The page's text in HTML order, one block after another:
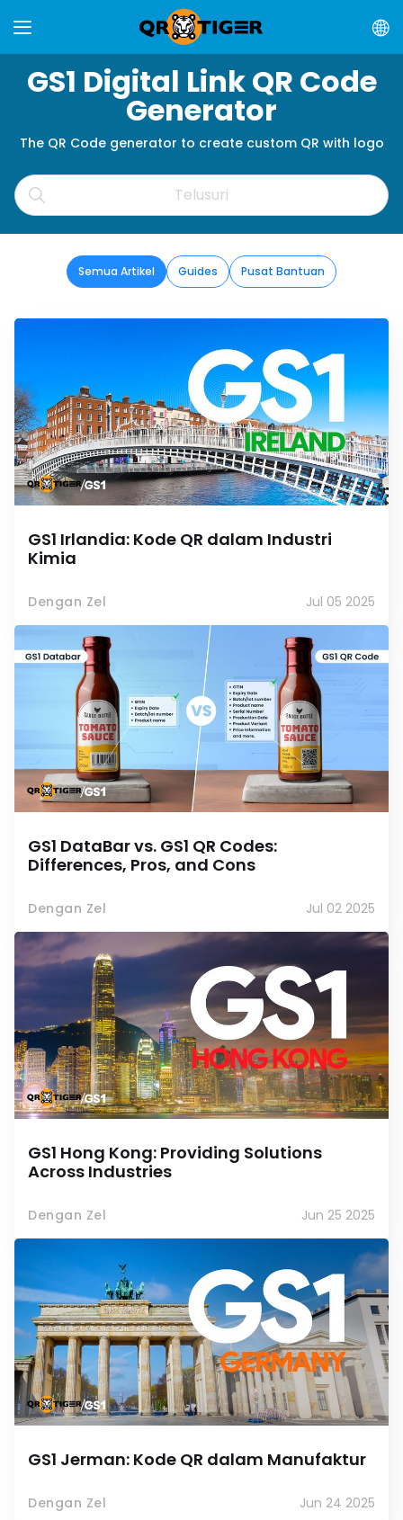
GS1 Digital Link QR Code
Generator
The QR Code generator to create custom QR with logo
Semua Artikel Guides Pusat Bantuan
GS1 Irlandia: Kode QR dalam Industri
Kimia
Dengan Zel Jul 05 2025
GS1 DataBar vs. GS1 QR Codes:
Differences, Pros, and Cons
Dengan Zel Jul 02 2025
GS1 Hong Kong: Providing Solutions
Across Industries
Dengan Zel Jun 25 2025
GS1 Jerman: Kode QR dalam Manufaktur
Dengan Zel Jun 24 2025